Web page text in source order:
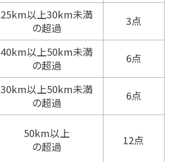
25km以上30km未満
の超過
3点
40km以上50km未満
の超過
6点
30km以上50km未満
の超過
6点
50km以上
の超過
12点